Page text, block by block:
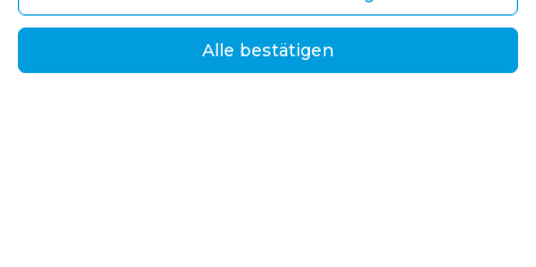
Informationen
H.G.F.
UAB „Brasta Glass“
Palemono str. 7B,
Alle bestätigen